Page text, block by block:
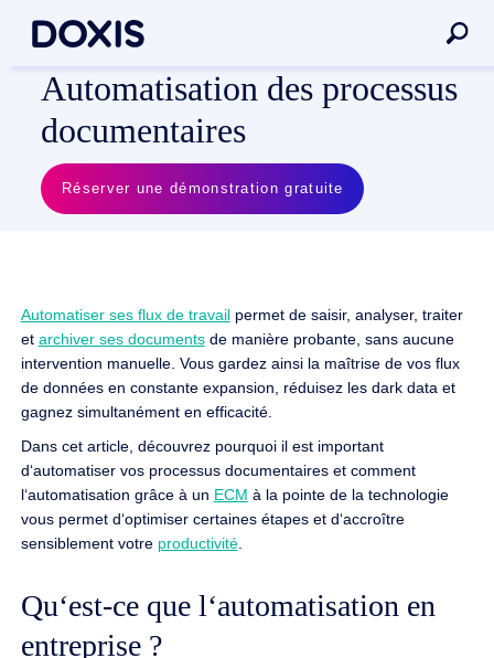
Automatisation des processus
documentaires
Réserver une démonstration gratuite
Automatiser ses flux de travailpermet de saisir, analyser, traiter
et archiver ses documentsde manière probante, sans aucune
intervention manuelle. Vous gardez ainsi la maîtrise de vos flux
de données en constante expansion, réduisez les dark data et
gagnez simultanément en efficacité.
Dans cet article, découvrez pourquoi il est important
d‘automatiser vos processus documentaires et comment
l‘automatisation grâce à un ECM à la pointe de la technologie
vous permet d‘optimiser certaines étapes et d‘accroître
sensiblement votre productivité.
Qu‘est-ce que l‘automatisation en
entreprise ?